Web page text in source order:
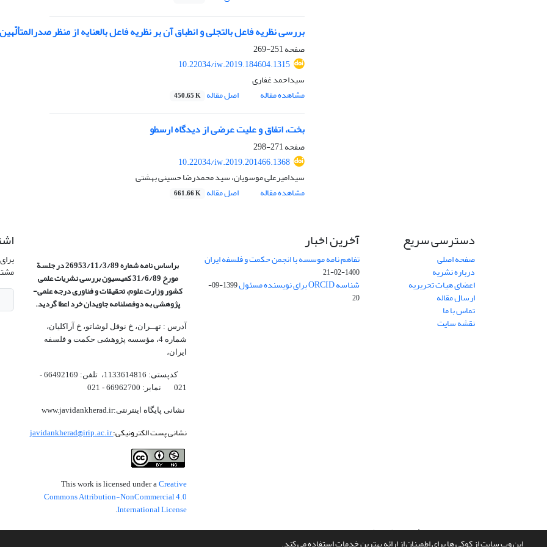
بررسی نظریه فاعل بالتجلی و انطباق آن بر نظریه فاعل بالعنایه از منظر
صفحه251-269
10.22034/iw.2019.184604.1315
سیداحمد غفاری
مشاهده مقاله
اصل مقاله 450.65 K
بخت، اتفاق و علیت عرضی از دیدگاه ارسطو
صفحه271-298
10.22034/iw.2019.201466.1368
سیدامیرعلی موسویان، سید محمدرضا حسینی بهشتی
مشاهده مقاله
اصل مقاله 661.66 K
دسترسی سریع
صفحه اصلی
درباره نشریه
اعضای هیات تحریریه
ارسال مقاله
تماس با ما
نقشه سایت
آخرین اخبار
تفاهم نامه موسسه با انجمن حکمت و فلسفه ایران
1400-02-21
شناسه ORCID برای نویسنده مسئول
1399-09-
20
براساس نامه شماره 26953/11/3/89 در جلسة
مورخ 31/6/89 کمیسیون
بررسی نشریات علمی
کشور وزارت علوم، تحقیقات و فناوری درجه علمی‌-
پژوهشیبه دوفصلنامه جاویدان خرد اعطا گردید.
آدرس : تهــران، خ نوفل لوشاتو، خ آراکلیان،
شماره 4،‌ مؤسسه پژوهشی حکمت و فلسفه
ایران،‌
کدپستی: 1133614816، تلفن: 66492169 -
021 نمابر: 66962700 - 021
نشانی پایگاه اینترنتی:www.javidankherad.ir
نشانی پست الکترونیکی:javidankherad@irip.ac.ir
This work is licensed under aCreative
Commons Attribution-NonCommercial 4.0
International License
.
سامانه مدیریت نشریات علمی.طراحی و پیاده سازی ازسیناوب